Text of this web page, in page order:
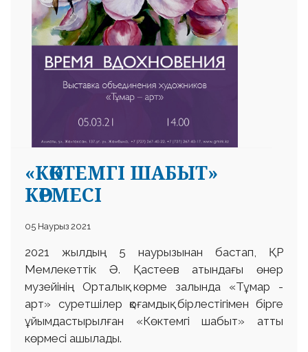
«КӨКТЕМГІ ШАБЫТ»
КӨРМЕСІ
05 Наурыз 2021
2021 жылдың 5 наурызынан бастап, ҚР
Мемлекеттік Ә. Қастеев атындағы өнер
музейінің Орталық көрме залында «Тұмар -
aрт» суретшілер қоғамдық бірлестігімен бірге
ұйымдастырылған «Көктемгі шабыт» атты
көрмесі ашылады.